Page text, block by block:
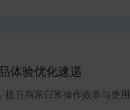
体验优化速递
提升商家日常操作效率与使用